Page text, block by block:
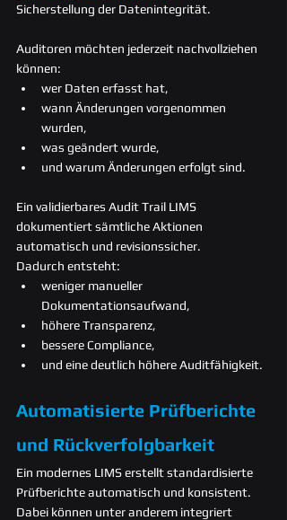
Sicherstellung der Datenintegrität.
Auditoren möchten jederzeit nachvollziehen
können:
wer Daten erfasst hat,
wann Änderungen vorgenommen
wurden,
was geändert wurde,
und warum Änderungen erfolgt sind.
Ein validierbares Audit Trail LIMS
dokumentiert sämtliche Aktionen
automatisch und revisionssicher.
Dadurch entsteht:
weniger manueller
Dokumentationsaufwand,
höhere Transparenz,
bessere Compliance,
und eine deutlich höhere Auditfähigkeit.
Automatisierte Prüfberichte
und Rückverfolgbarkeit
Ein modernes LIMS erstellt standardisierte
Prüfberichte automatisch und konsistent.
Dabei können unter anderem integriert